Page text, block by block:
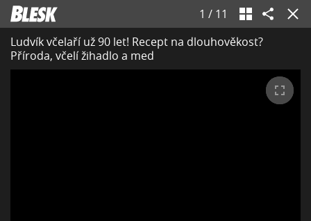
1 / 11
Ludvík včelaří už 90 let! Recept na dlouhověkost?
Příroda, včelí žihadlo a med